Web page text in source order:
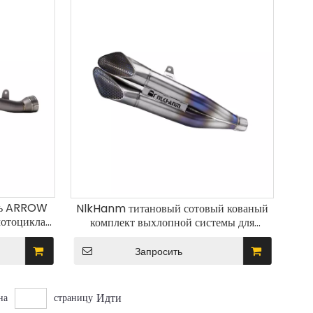
ARROW
средней
NlkHanm титановый сотовый кованый
комплект выхлопной системы для
мотоцикла Kawasaki Zx6r 636 ZX6R
ZX-6R 2021-2024
Запросить
страницу Идти